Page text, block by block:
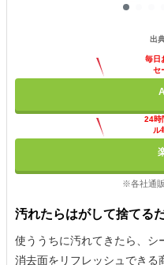
出
毎日
セ
24時
ル
※各社通
汚れたらはがして捨てる
使ううちに汚れてきたら、シ
消去面をリフレッシュできる